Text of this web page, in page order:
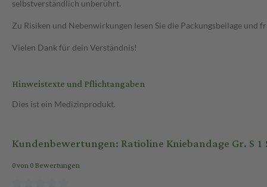
selbstverständlich unberührt.
Zu Risiken und Nebenwirkungen lesen Sie die Packungsbeilage
Vielen Dank für dein Verständnis!
Hinweistexte und Pflichtangaben
Dies ist ein Medizinprodukt.
Kundenbewertungen: Ratioline Kniebandage Gr. S 1
0 von 0 Bewertungen